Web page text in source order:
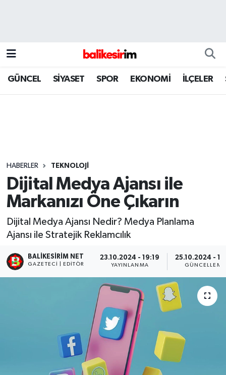
GÜNCEL SİYASET SPOR EKONOMİ İLÇELER
HABERLER TEKNOLOJİ
Dijital Medya Ajansı ile
Markanızı Öne Çıkarın
Dijital Medya Ajansı Nedir? Medya Planlama
Ajansı ile Stratejik Reklamcılık
BALIKESIRIM NET
GAZETECI | EDITÖR
23.10.2024 - 19:19
YAYINLANMA
25.10.2024 -
GÜNCELLEME